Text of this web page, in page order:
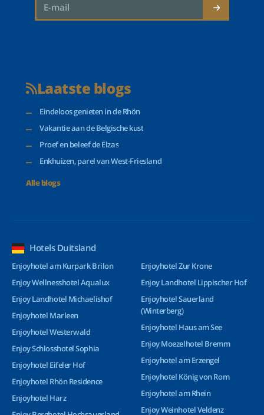
Laatste blogs
Eindeloos genieten in de Rhön
Vakantie aan de Belgische kust
Proef en beleef de Elzas
Enkhuizen, parel van West-Friesland
Alle blogs
Hotels Duitsland
Enjoyhotel am Kurpark Brilon
Enjoy Wellnesshotel Aqualux
Enjoy Landhotel Michaelishof
Enjoyhotel Marleen
Enjoyhotel Westerwald
Enjoy Schlosshotel Sophia
Enjoyhotel Eifeler Hof
Enjoyhotel Rhön Residence
Enjoyhotel Harz
Enjoyhotel Zur Krone
Enjoy Landhotel Lippischer Hof
Enjoyhotel Sauerland
(Winterberg)
Enjoyhotel Haus am See
Enjoy Moezelhotel Bremm
Enjoyhotel am Erzengel
Enjoyhotel König von Rom
Enjoyhotel am Rhein
Enjoy Weinhotel Veldenz